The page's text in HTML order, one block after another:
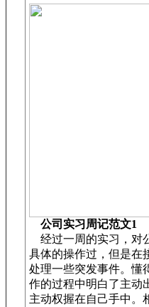
公司实习周记范文1
经过一周的实习，对
具体的操作过，但是在
处理一些突发事件。懂
作的过程中明白了主动
主动权握在自己手中。